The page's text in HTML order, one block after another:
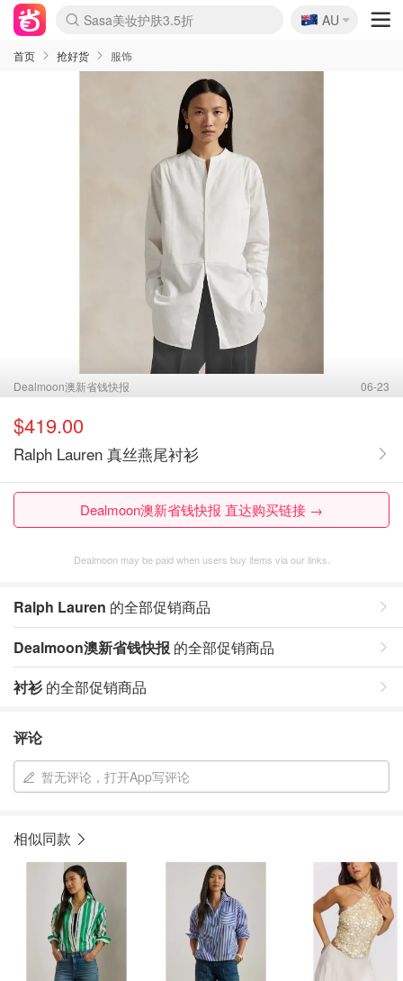
lululemon折扣上新
Sasa美妆护肤3.5折
SSENSE年中2.5折
FreshBeauty好价汇总
Cettire降价+叠9折
WWS Coles超市实拍
viagogo二手票捡漏
Myer超级周末
The Outnet奢牌1折起
David Jones 3折起
Flannels大牌1折
Perfumes Club护肤1折
AMIRO面罩$251
Amazon折扣汇总
eToro入金$200送$50
Amazon数码好物
ICONIC本周7.5折
ThedoubleF高奢地板价
Moose Knuckles 6折
丝芙兰5折起
EUFY摄像头$98
Selenichast首饰2折
Trip机票酒店促销
YSL送5件彩妆礼
Amazon家居好物
Amazon美妆护肤
雅漾大喷$8
过敏原检测盒$33
伊索独家赠50ml沐浴露
科颜氏高保湿面霜$29
SEALIFE海洋馆门票6折
丝塔芙大白罐$16
订阅Newsletter送香薰
Cult Beauty 6.8折
Harrods圣诞日历$525
LN-CC奢牌私促3折
d'Alba空姐喷雾$16
EVE LOM套装£56
Bernardelli独家4折
Adore Beauty 6折起
CT圣诞日历
Mytheresa奢品2.7折
Luxury Escapes 9折
Currentbody美容仪$881
MOON Garden Live
Roborock扫地机$649
Tingo Life水杯$24
Valentino官网5折
CR洗护套装$23
修丽可4件套$159
Myer彩妆2件7折
GANNI官网4.5折
Stylevana韩妆4折
Tessabit高奢8.5折
OGX洗发水$11
Amazon阿德莱德次日达
卡诗8.5折+赠礼
Philips Hue灯具8折
🇦🇺
AU
首页 抢好货 服饰
Dealmoon澳新省钱快报 06-23
$419.00
Ralph Lauren 真丝燕尾衬衫
Dealmoon澳新省钱快报 直达购买链接 →
Dealmoon may be paid when users buy items via our links.
Ralph Lauren 的全部促销商品
Dealmoon澳新省钱快报 的全部促销商品
衬衫的全部促销商品
评论
暂无评论，打开App写评论
相似同款